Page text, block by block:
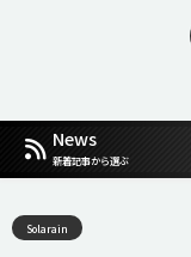
News
新着記事から選ぶ
Solarain